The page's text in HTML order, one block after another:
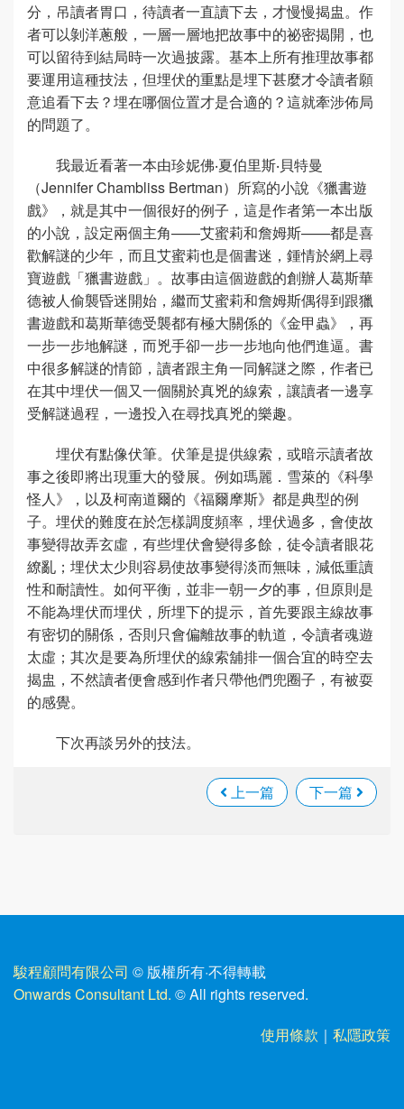
分，吊讀者胃口，待讀者一直讀下去，才慢慢揭盅。作
者可以剝洋蔥般，一層一層地把故事中的祕密揭開，也
可以留待到結局時一次過披露。基本上所有推理故事都
要運用這種技法，但埋伏的重點是埋下甚麼才令讀者願
意追看下去？埋在哪個位置才是合適的？這就牽涉佈局
的問題了。
我最近看著一本由珍妮佛‧夏伯里斯‧貝特曼
（Jennifer Chambliss Bertman）所寫的小說《獵書遊
戲》，就是其中一個很好的例子，這是作者第一本出版
的小說，設定兩個主角——艾蜜莉和詹姆斯——都是喜
歡解謎的少年，而且艾蜜莉也是個書迷，鍾情於網上尋
寶遊戲「獵書遊戲」。故事由這個遊戲的創辦人葛斯華
德被人偷襲昏迷開始，繼而艾蜜莉和詹姆斯偶得到跟獵
書遊戲和葛斯華德受襲都有極大關係的《金甲蟲》，再
一步一步地解謎，而兇手卻一步一步地向他們進逼。書
中很多解謎的情節，讀者跟主角一同解謎之際，作者已
在其中埋伏一個又一個關於真兇的線索，讓讀者一邊享
受解謎過程，一邊投入在尋找真兇的樂趣。
埋伏有點像伏筆。伏筆是提供線索，或暗示讀者故
事之後即將出現重大的發展。例如瑪麗．雪萊的《科學
怪人》，以及柯南道爾的《福爾摩斯》都是典型的例
子。埋伏的難度在於怎樣調度頻率，埋伏過多，會使故
事變得故弄玄虛，有些埋伏會變得多餘，徒令讀者眼花
繚亂；埋伏太少則容易使故事變得淡而無味，減低重讀
性和耐讀性。如何平衡，並非一朝一夕的事，但原則是
不能為埋伏而埋伏，所埋下的提示，首先要跟主線故事
有密切的關係，否則只會偏離故事的軌道，令讀者魂遊
太虛；其次是要為所埋伏的線索舖排一個合宜的時空去
揭盅，不然讀者便會感到作者只帶他們兜圈子，有被耍
的感覺。
下次再談另外的技法。
上一篇 下一篇
駿程顧問有限公司 © 版權所有·不得轉載
Onwards Consultant Ltd. © All rights reserved.
使用條款 ｜ 私隱政策